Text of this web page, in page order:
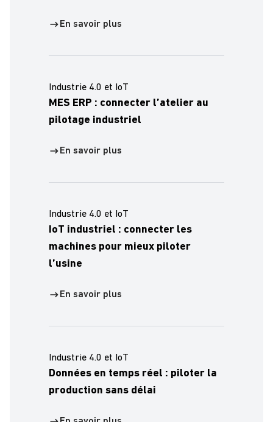
En savoir plus
Industrie 4.0 et IoT
MES ERP : connecter l’atelier au
pilotage industriel
En savoir plus
Industrie 4.0 et IoT
IoT industriel : connecter les
machines pour mieux piloter
l’usine
En savoir plus
Industrie 4.0 et IoT
Données en temps réel : piloter la
production sans délai